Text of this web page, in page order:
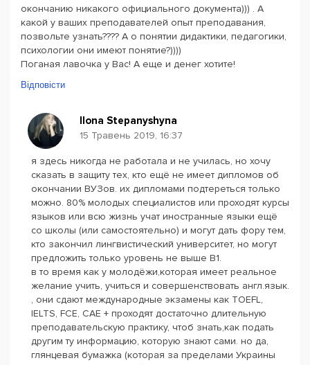
окончанию никакого официального документа))) . А
какой у ваших преподавателей опыт преподавания,
позвольте узнать???? А о понятии дидактики, педагогики,
психологии они имеют понятие?))))
Поганая лавочка у Вас! А еще и денег хотите!
Відповісти
Ilona Stepanyshyna
15 Травень 2019, 16:37
я здесь никогда не работала и не училась, но хочу
сказать в защиту тех, кто ещё не имеет дипломов об
окончании ВУЗов. их дипломами подтереться только
можно. 80% молодых специалистов или проходят курсы
языков или всю жизнь учат иностранные языки ещё
со школы (или самостоятельно) и могут дать фору тем,
кто закончил лингвистический университет, но могут
предложить только уровень не выше B1.
в то время как у молодёжи,которая имеет реальное
желание учить, учиться и совершенствовать англ.язык.
, они сдают международные экзамены как TOEFL,
IELTS, FCE, CAE + проходят достаточно длительную
преподавательскую практику, чтоб знать,как подать
другим ту информацию, которую знают сами. но да,
глянцевая бумажка (которая за пределами Украины